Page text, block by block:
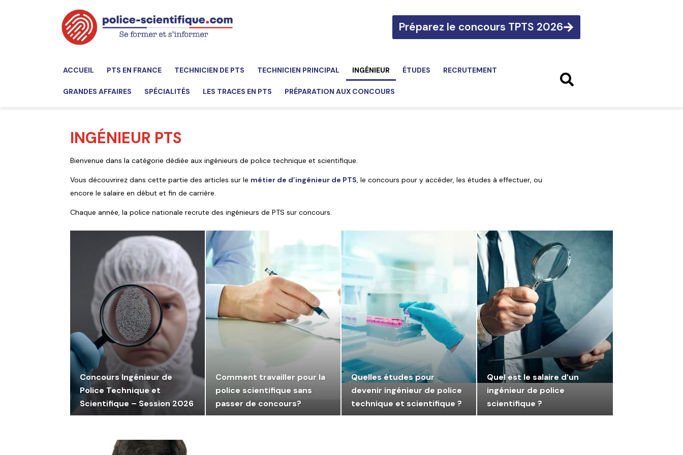
Préparez le concours TPTS 2026
ACCUEIL PTS EN FRANCE TECHNICIEN DE PTS TECHNICIEN PRINCIPAL INGÉNIEUR ÉTUDES RECRUTEMENT
GRANDES AFFAIRES SPÉCIALITÉS LES TRACES EN PTS PRÉPARATION AUX CONCOURS
INGÉNIEUR PTS
Bienvenue dans la catégorie dédiée aux ingénieurs de police technique et scientifique.
Vous découvrirez dans cette partie des articles sur le métier de d’ingénieur de PTS, le concours pour y accéder, les études à effectuer, ou
encore le salaire en début et fin de carrière.
Chaque année, la police nationale recrute des ingénieurs de PTS sur concours.
Concours Ingénieur de
Police Technique et
Scientifique – Session 2026
Comment travailler pour la
police scientifique sans
passer de concours?
Quelles études pour
devenir ingénieur de police
technique et scientifique ?
Quel est le salaire d’un
ingénieur de police
scientifique ?